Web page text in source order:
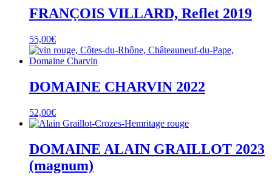
FRANÇOIS VILLARD, Reflet 2019
55,00€
DOMAINE CHARVIN 2022
52,00€
DOMAINE ALAIN GRAILLOT 2023
(magnum)